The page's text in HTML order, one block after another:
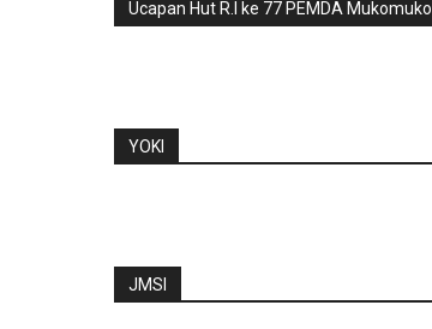
Ucapan Hut R.I ke 77 PEMDA Mukomuko
YOKI
JMSI